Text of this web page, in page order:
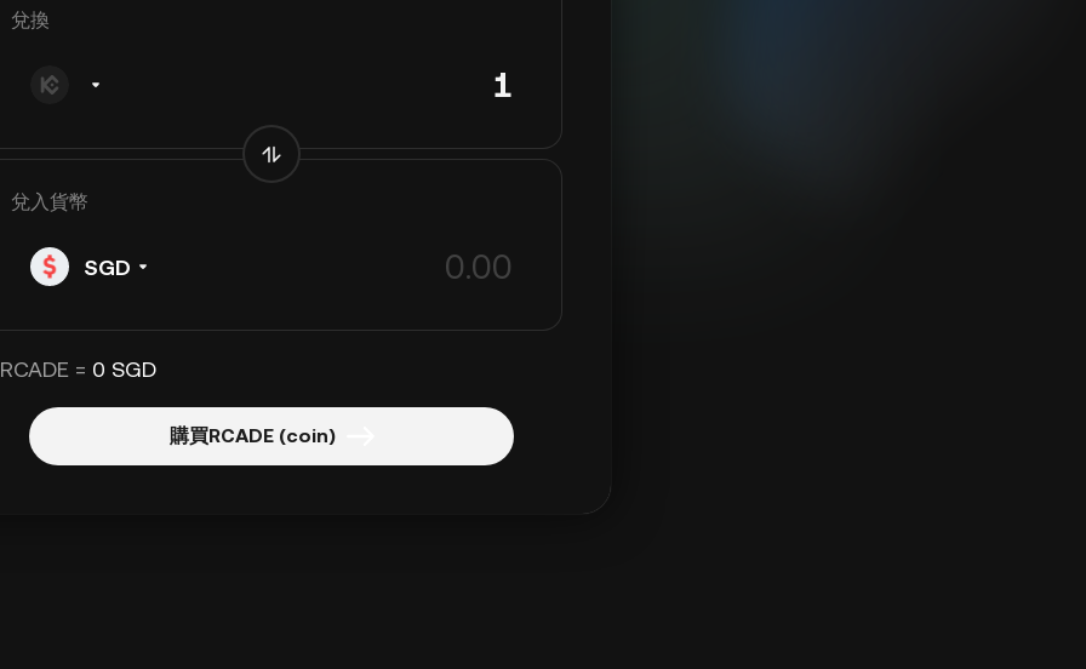
兌換
兌入貨幣
SGD
= 0 SGD
購買RCADE (coin)